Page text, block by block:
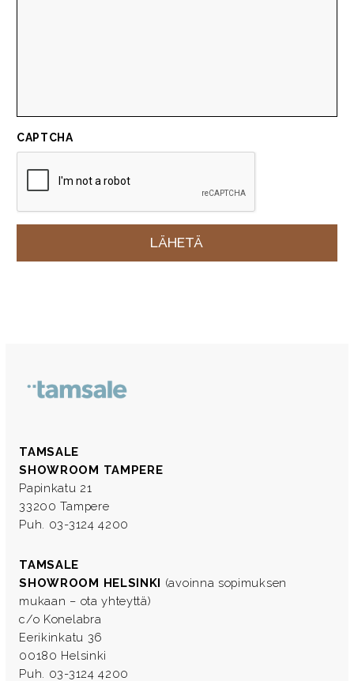
CAPTCHA
TAMSALE
SHOWROOM TAMPERE
Papinkatu 21
33200 Tampere
Puh. 03-3124 4200
TAMSALE
SHOWROOM HELSINKI (avoinna sopimuksen
mukaan – ota yhteyttä)
c/o Konelabra
Eerikinkatu 36
00180 Helsinki
Puh. 03-3124 4200